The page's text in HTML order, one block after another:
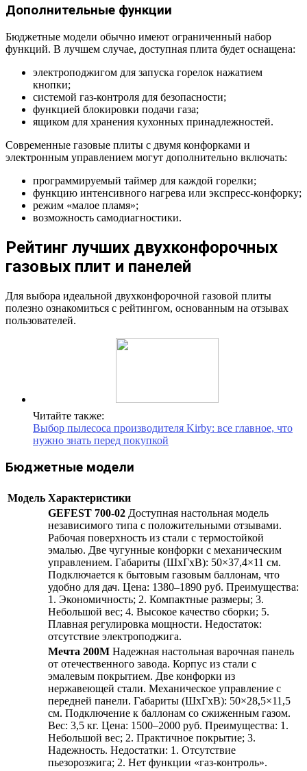
Дополнительные функции
Бюджетные модели обычно имеют ограниченный набор
функций. В лучшем случае, доступная плита будет оснащена:
электроподжигом для запуска горелок нажатием
кнопки;
системой газ-контроля для безопасности;
функцией блокировки подачи газа;
ящиком для хранения кухонных принадлежностей.
Современные газовые плиты с двумя конфорками и
электронным управлением могут дополнительно включать:
программируемый таймер для каждой горелки;
функцию интенсивного нагрева или экспресс-конфорку;
режим «малое пламя»;
возможность самодиагностики.
Рейтинг лучших двухконфорочных
газовых плит и панелей
Для выбора идеальной двухконфорочной газовой плиты
полезно ознакомиться с рейтингом, основанным на отзывах
пользователей.
Читайте также:
Выбор пылесоса производителя Kirby: все главное, что
нужно знать перед покупкой
Бюджетные модели
Модель Характеристики
GEFEST 700-02 Доступная настольная модель
независимого типа с положительными отзывами.
Рабочая поверхность из стали с термостойкой
эмалью. Две чугунные конфорки с механическим
управлением. Габариты (ШхГхВ): 50×37,4×11 см.
Подключается к бытовым газовым баллонам, что
удобно для дач. Цена: 1380–1890 руб. Преимущества:
1. Экономичность; 2. Компактные размеры; 3.
Небольшой вес; 4. Высокое качество сборки; 5.
Плавная регулировка мощности. Недостаток:
отсутствие электроподжига.
Мечта 200М Надежная настольная варочная панель
от отечественного завода. Корпус из стали с
эмалевым покрытием. Две конфорки из
нержавеющей стали. Механическое управление с
передней панели. Габариты (ШхГхВ): 50×28,5×11,5
см. Подключение к баллонам со сжиженным газом.
Вес: 3,5 кг. Цена: 1500–2000 руб. Преимущества: 1.
Небольшой вес; 2. Практичное покрытие; 3.
Надежность. Недостатки: 1. Отсутствие
пьезорозжига; 2. Нет функции «газ-контроль».